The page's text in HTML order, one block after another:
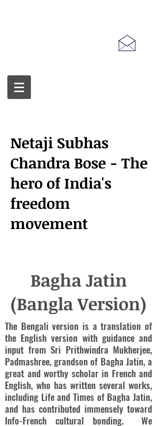
Netaji Subhas
Chandra Bose - The
hero of India's
freedom
movement
Bagha Jatin
(Bangla Version)
The Bengali version is a translation of
the English version with guidance and
input from Sri Prithwindra Mukherjee,
Padmashree, grandson of Bagha Jatin, a
great and worthy scholar in French and
English, who has written several works,
including Life and Times of Bagha Jatin,
and has contributed immensely toward
Info-French cultural bonding. We